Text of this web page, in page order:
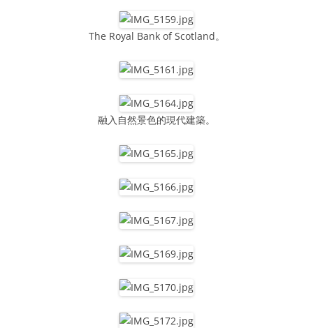
The Royal Bank of Scotland。
融入自然景色的現代建築。